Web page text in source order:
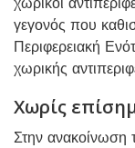
γεγονός που
Περιφερειακή
χωρικής
Χωρίς
Στην ανακοίνωση